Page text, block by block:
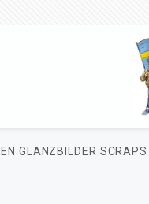
GLANZBILDER SCRAPS